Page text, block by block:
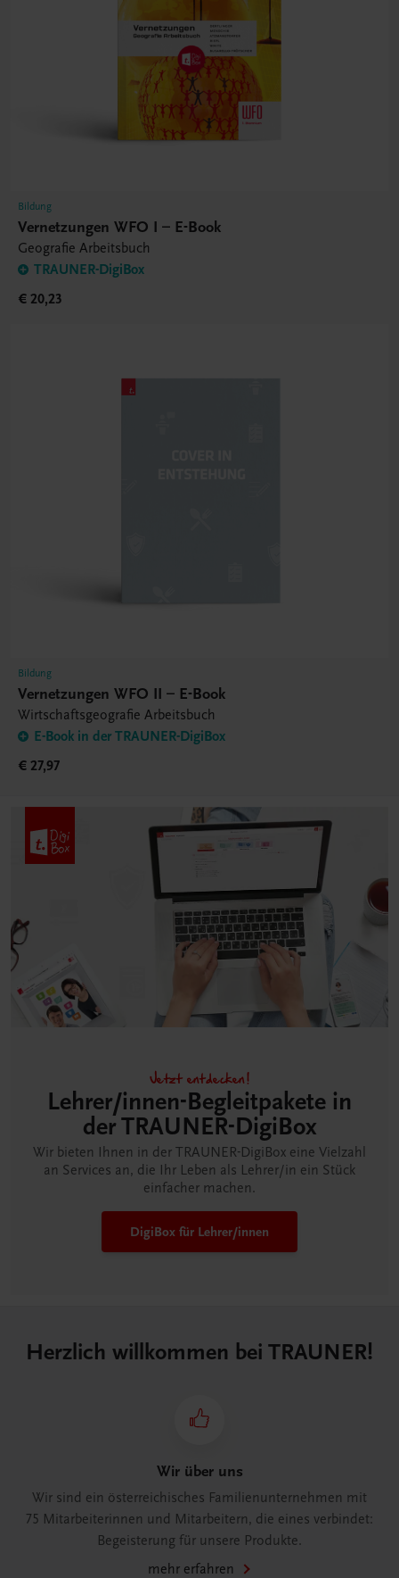
Bildung
Vernetzungen WFO I – E-Book
Geografie Arbeitsbuch
TRAUNER-DigiBox
€ 20,23
Bildung
Vernetzungen WFO II – E-Book
Wirtschaftsgeografie Arbeitsbuch
E-Book in der TRAUNER-DigiBox
€ 27,97
Jetzt entdecken!
Lehrer/innen-Begleitpakete in
der TRAUNER-DigiBox
Wir bieten Ihnen in der TRAUNER-DigiBox eine Vielzahl
an Services an, die Ihr Leben als Lehrer/in ein Stück
einfacher machen.
DigiBox für Lehrer/innen
Herzlich willkommen bei TRAUNER!
Wir über uns
Wir sind ein österreichisches Familienunternehmen mit
75 Mitarbeiterinnen und Mitarbeitern, die eines verbindet:
Begeisterung für unsere Produkte.
mehr erfahren